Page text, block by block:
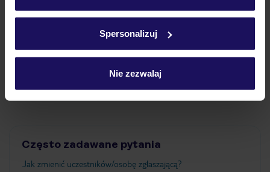
Szczegółowe informacje o plikach cookie znajdziesz
Spersonalizuj
Nie zezwalaj
Atrakcje
Ważne informacje
Często zadawane pytania
Jak zmienić uczestników/osobę zgłaszającą?